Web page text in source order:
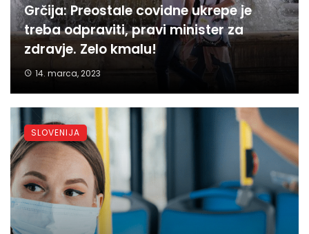
Grčija: Preostale covidne ukrepe je
treba odpraviti, pravi minister za
zdravje. Zelo kmalu!
14. marca, 2023
SLOVENIJA